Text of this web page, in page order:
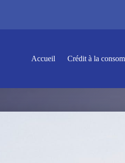
Accueil Crédit à la